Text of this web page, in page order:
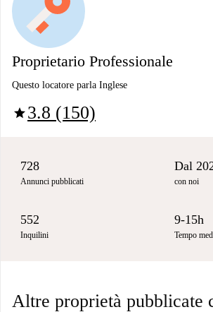
Proprietario Professionale
Questo locatore parla Inglese
star3.8 (150)
728
Annunci pubblicati
Dal
con noi
552
Inquilini
9-15h
Tempo
Altre proprietà pubblicate